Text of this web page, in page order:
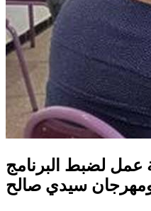
لضبط البرنامج
ومهرجان سيدي صالح